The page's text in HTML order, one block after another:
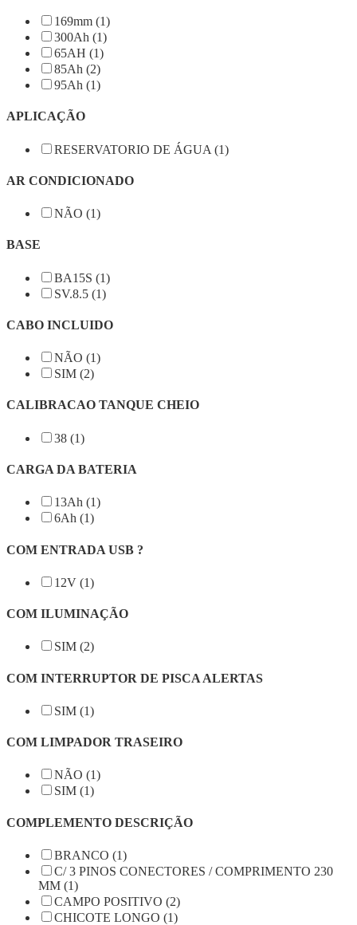
169mm (1)
300Ah (1)
65AH (1)
85Ah (2)
95Ah (1)
APLICAÇÃO
RESERVATORIO DE ÁGUA (1)
AR CONDICIONADO
NÃO (1)
BASE
BA15S (1)
SV.8.5 (1)
CABO INCLUIDO
NÃO (1)
SIM (2)
CALIBRACAO TANQUE CHEIO
38 (1)
CARGA DA BATERIA
13Ah (1)
6Ah (1)
COM ENTRADA USB ?
12V (1)
COM ILUMINAÇÃO
SIM (2)
COM INTERRUPTOR DE PISCA ALERTAS
SIM (1)
COM LIMPADOR TRASEIRO
NÃO (1)
SIM (1)
COMPLEMENTO DESCRIÇÃO
BRANCO (1)
C/ 3 PINOS CONECTORES / COMPRIMENTO 230
MM (1)
CAMPO POSITIVO (2)
CHICOTE LONGO (1)